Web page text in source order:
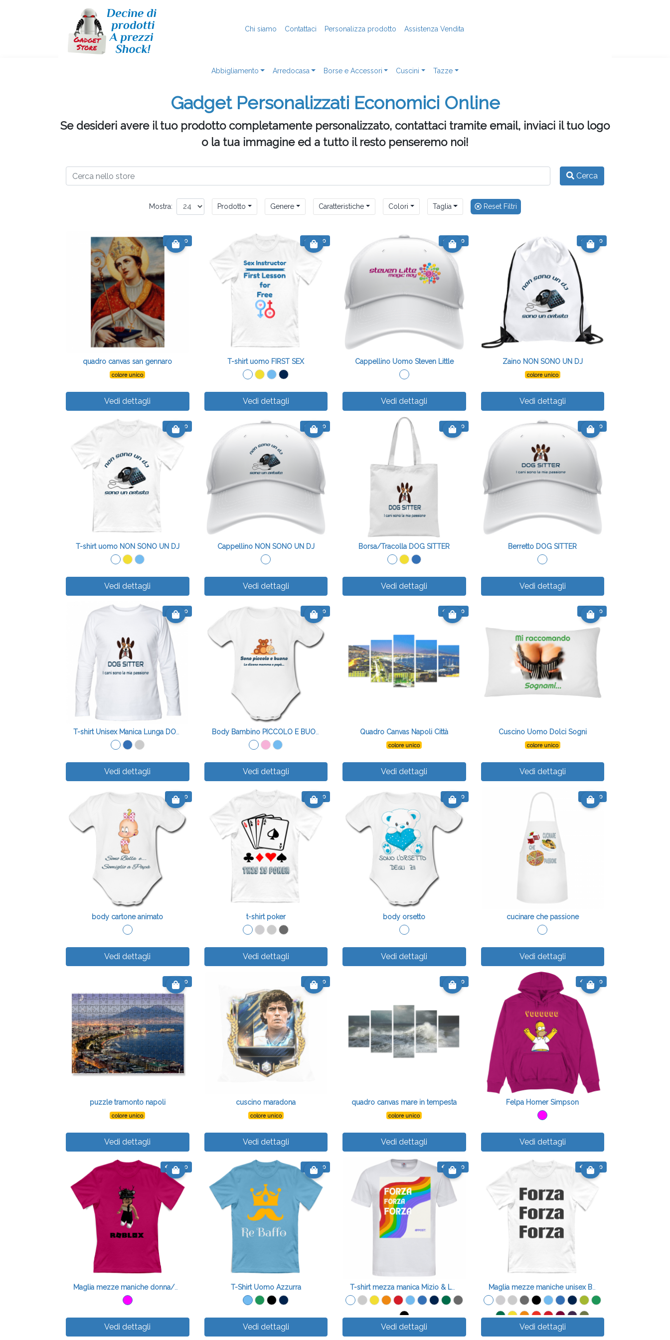
Chi siamo Contattaci Personalizza prodotto Assistenza Vendita
Abbigliamento Arredocasa Borse e Accessori Cuscini Tazze
Gadget Personalizzati Economici Online
Se desideri avere il tuo prodotto completamente personalizzato, contattaci tramite email, inviaci il tuo logo
o la tua immagine ed a tutto il resto penseremo noi!
Cerca
€ 55.90
quadro canvas san gennaro
colore unico
Vedi dettagli
€ 16.00
T-shirt uomo FIRST SEX
Vedi dettagli
€ 12.00
Cappellino Uomo Steven Little
Vedi dettagli
€ 12.00
Zaino NON SONO UN DJ
colore unico
Vedi dettagli
€ 13.00
T-shirt uomo NON SONO UN DJ
Vedi dettagli
€ 12.00
Cappellino NON SONO UN DJ
Vedi dettagli
€ 14.00
Borsa/Tracolla DOG SITTER
Vedi dettagli
€ 11.00
Berretto DOG SITTER
Vedi dettagli
€ 15.00
Vedi dettagli
€ 15.00
Body Bambino PICCOLO E BUONO
Vedi dettagli
€ 38.00
Quadro Canvas Napoli Città
colore unico
Vedi dettagli
€ 15.00
Cuscino Uomo Dolci Sogni
colore unico
Vedi dettagli
€ 9.00
body cartone animato
Vedi dettagli
€ 14.90
t-shirt poker
Vedi dettagli
€ 15.10
body orsetto
Vedi dettagli
€ 15.50
cucinare che passione
Vedi dettagli
€ 15.00
puzzle tramonto napoli
colore unico
Vedi dettagli
€ 16.90
cuscino maradona
colore unico
Vedi dettagli
€ 43.50
quadro canvas mare in tempesta
colore unico
Vedi dettagli
€ 30.00
Felpa Homer Simpson
Vedi dettagli
€ 20.00
Maglia mezze maniche donna/bambina Roblox
Vedi dettagli
€ 15.00
T-Shirt Uomo Azzurra
Vedi dettagli
€ 20.00
T-shirt mezza manica Mizio & Luz
Vedi dettagli
€ 20.00
Maglia mezze maniche unisex BRAND FORZA FORZA FORZ
Vedi dettagli
Mostra: Prodotto Genere Caratteristiche Colori Taglia Reset Filtri